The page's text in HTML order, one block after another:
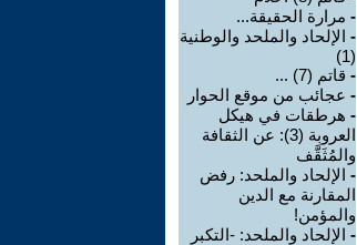
- مرارة الحقيقة...
- الإلحاد والملحد والوطنية
(1)
- قاتم (7) ...
- عجائب من موقع الحوار
- هرطقات في هيكل
العروبة (3): عن الثقافة
والمُثَقَّف
- الإلحاد والملحد: رفض
المقارنة مع الدين
والمؤمن!
- الإلحاد والملحد: -التكبر